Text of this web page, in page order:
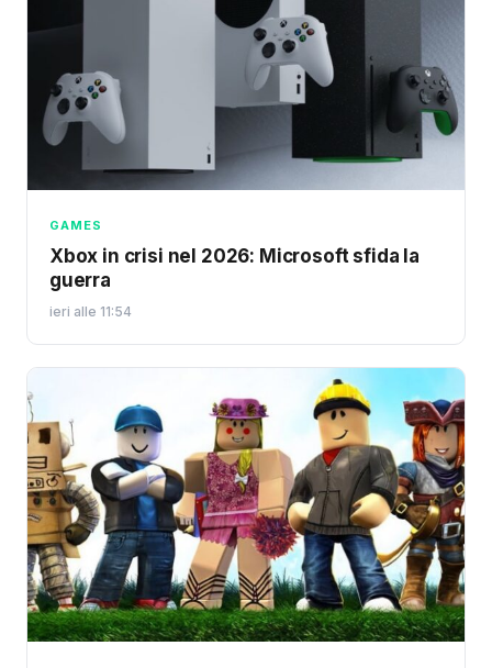
GAMES
Xbox in crisi nel 2026: Microsoft sfida la
guerra
ieri alle 11:54